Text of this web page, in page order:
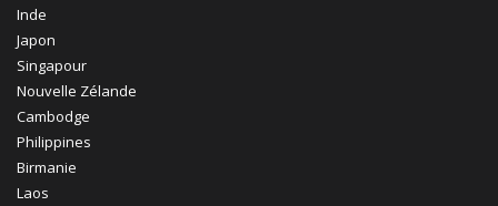
Inde
Japon
Singapour
Nouvelle Zélande
Cambodge
Philippines
Birmanie
Laos